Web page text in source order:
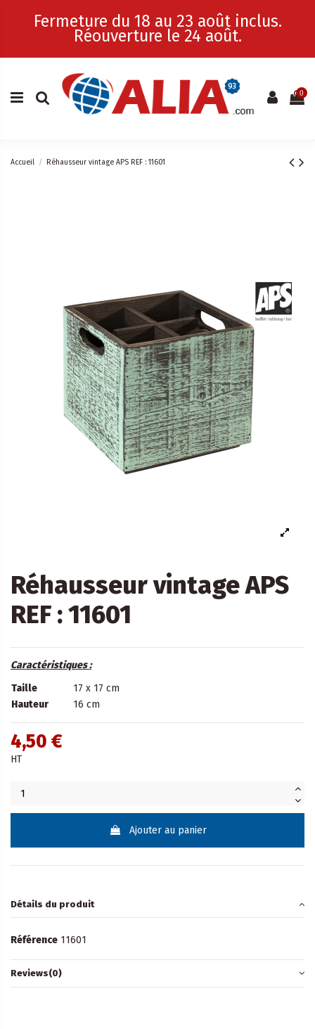
Fermeture du 18 au 23 août inclus.
Réouverture le 24 août.
0
Accueil Réhausseur vintage APS REF : 11601
Réhausseur vintage APS
REF : 11601
Caractéristiques :
Taille
17 x 17 cm
Hauteur
16 cm
4,50 €
HT
Ajouter au panier
Détails du produit
Référence 11601
Reviews(0)